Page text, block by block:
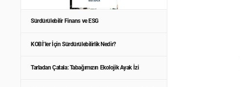
Sürdürülebilir Finans ve ESG
KOBİ’ler İçin Sürdürülebilirlik Nedir?
Tarladan Çatala: Tabağımızın Ekolojik Ayak İzi